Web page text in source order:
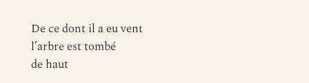
De ce dont il a eu vent
l’arbre est tombé
de haut